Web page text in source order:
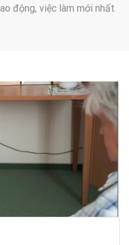
động, việc làm mới nhất